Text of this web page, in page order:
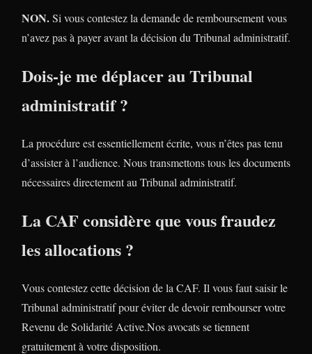
NON.Si vous contestez la demande de remboursement vous
n’avez pas à payer avant la décision du Tribunal administratif.
Dois-je me déplacer au Tribunal
administratif ?
La procédure est essentiellement écrite, vous n’êtes pas tenu
d’assister à l’audience. Nous transmettons tous les documents
nécessaires directement au Tribunal administratif.
La CAF considère que vous fraudez
les allocations ?
Vous contestez cette décision de la CAF. Il vous faut saisir le
Tribunal administratif pour éviter de devoir rembourser votre
Revenu de Solidarité Active.Nos avocats se tiennent
gratuitement à votre disposition.